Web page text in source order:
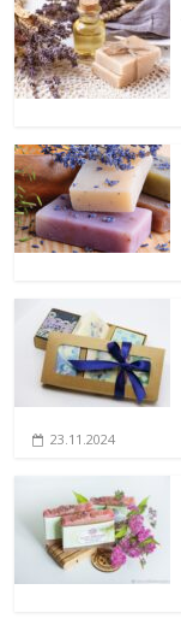
23.11.2024